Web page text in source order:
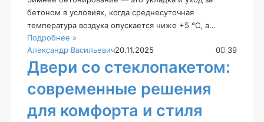
бетоном в условиях, когда среднесуточная
температура воздуха опускается ниже +5 °C, а…
Подробнее »
Александр Васильевич20.11.2025 0 39
Двери со стеклопакетом:
современные решения
для комфорта и стиля